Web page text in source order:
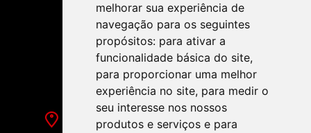
melhorar sua experiência de
navegação para os seguintes
propósitos: para ativar a
funcionalidade básica do site,
para proporcionar uma melhor
experiência no site, para medir o
seu interesse nos nossos
produtos e serviços e para
SIGA-NOS NAS REDES SOCIAIS!
Rua de Évora, 70-C - Reguengos de Monsaraz